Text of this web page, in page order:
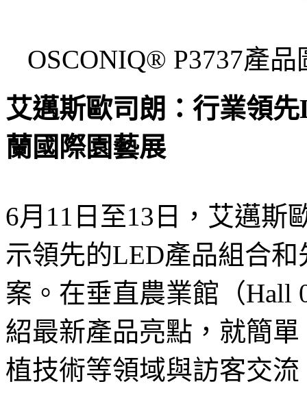
OSCONIQ® P3737產
艾邁斯歐司朗：行業領
蘭國際園藝展
6月11日至13日，艾邁斯
示領先的LED產品組合
案。在垂直農業館（Hall
紹最新產品亮點，就簡
植技術等領域與訪客交流